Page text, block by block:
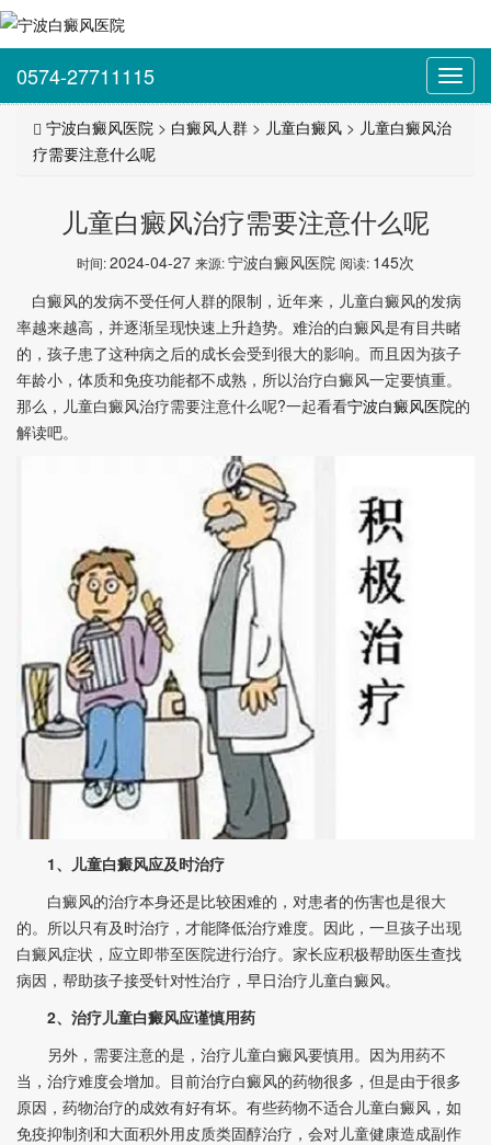
0574-27711115
宁波白癜风医院 > 白癜风人群 > 儿童白癜风 > 儿童白癜风治
疗需要注意什么呢
儿童白癜风治疗需要注意什么呢
时间:2024-04-27 来源:宁波白癜风医院 阅读: 145次
白癜风的发病不受任何人群的限制，近年来，儿童白癜风的发病
率越来越高，并逐渐呈现快速上升趋势。难治的白癜风是有目共睹
的，孩子患了这种病之后的成长会受到很大的影响。而且因为孩子
年龄小，体质和免疫功能都不成熟，所以治疗白癜风一定要慎重。
那么，儿童白癜风治疗需要注意什么呢?一起看看宁波白癜风医院的
解读吧。
1、儿童白癜风应及时治疗
白癜风的治疗本身还是比较困难的，对患者的伤害也是很大
的。所以只有及时治疗，才能降低治疗难度。因此，一旦孩子出现
白癜风症状，应立即带至医院进行治疗。家长应积极帮助医生查找
病因，帮助孩子接受针对性治疗，早日治疗儿童白癜风。
2、治疗儿童白癜风应谨慎用药
另外，需要注意的是，治疗儿童白癜风要慎用。因为用药不
当，治疗难度会增加。目前治疗白癜风的药物很多，但是由于很多
原因，药物治疗的成效有好有坏。有些药物不适合儿童白癜风，如
免疫抑制剂和大面积外用皮质类固醇治疗，会对儿童健康造成副作